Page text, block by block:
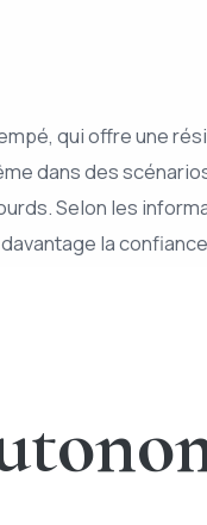
qui offre une
dans des
Selon les
la